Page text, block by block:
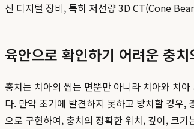
신 디지털 장비, 특히 저선량 3D CT(Cone
육안으로 확인하기 어려운 충치
충치는 치아의 씹는 면뿐만 아니라 치아와 치
다. 만약 초기에 발견하지 못하고 방치할 경우,
으로 구현하여, 충치의 정확한 위치, 깊이, 크